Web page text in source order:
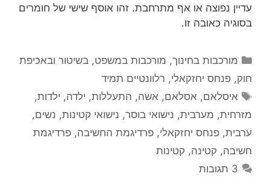
עדיין נפוצה או אף מתרחבת. זהו אוסף שישי של חומרים
בסוגיה כאובה זו.
קטגוריות
מורכבות בחינוך, מורכבות במשפט, בשיטור ובאכיפת
חוק, פנחס יחזקאלי, רלוונטיים תמיד
תגיות
איסלאם, אסלאם, אשה, התעללות, ילדה, ילדות,
מזרחית, מערבית, נישואי בוסר, נישואי קטינות, נשים,
ערבית, פנחס יחזקאלי, פרדיגמת החשיבה, פרדיגמת
חשיבה, קטינה, קטינות
3 תגובות